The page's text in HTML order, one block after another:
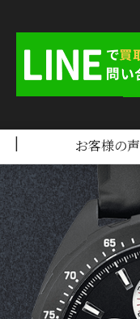
お客様の声